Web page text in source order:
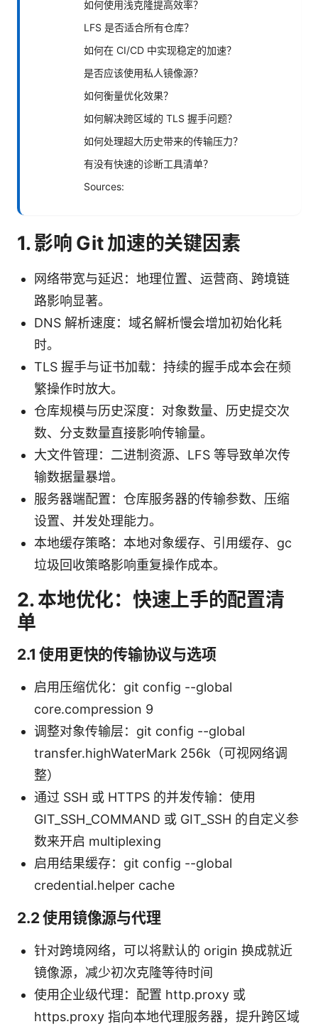
如何使用浅克隆提高效率？
LFS 是否适合所有仓库？
如何在 CI/CD 中实现稳定的加速？
是否应该使用私人镜像源？
如何衡量优化效果？
如何解决跨区域的 TLS 握手问题？
如何处理超大历史带来的传输压力？
有没有快速的诊断工具清单？
Sources:
1. 影响 Git 加速的关键因素
网络带宽与延迟：地理位置、运营商、跨境链
路影响显著。
DNS 解析速度：域名解析慢会增加初始化耗
时。
TLS 握手与证书加载：持续的握手成本会在频
繁操作时放大。
仓库规模与历史深度：对象数量、历史提交次
数、分支数量直接影响传输量。
大文件管理：二进制资源、LFS 等导致单次传
输数据量暴增。
服务器端配置：仓库服务器的传输参数、压缩
设置、并发处理能力。
本地缓存策略：本地对象缓存、引用缓存、gc
垃圾回收策略影响重复操作成本。
2. 本地优化：快速上手的配置清
单
2.1 使用更快的传输协议与选项
启用压缩优化：git config --global
core.compression 9
调整对象传输层：git config --global
transfer.highWaterMark 256k（可视网络调
整）
通过 SSH 或 HTTPS 的并发传输：使用
GIT_SSH_COMMAND 或 GIT_SSH 的自定义参
数来开启 multiplexing
启用结果缓存：git config --global
credential.helper cache
2.2 使用镜像源与代理
针对跨境网络，可以将默认的 origin 换成就近
镜像源，减少初次克隆等待时间
使用企业级代理：配置 http.proxy 或
https.proxy 指向本地代理服务器，提升跨区域